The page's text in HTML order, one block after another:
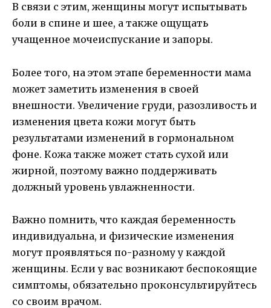
В связи с этим, женщины могут испытывать
боли в спине и шее, а также ощущать
учащенное мочеиспускание и запоры.
Более того, на этом этапе беременности мама
может заметить изменения в своей
внешности. Увеличение груди, разозливость и
изменения цвета кожи могут быть
результатами изменений в гормональном
фоне. Кожа также может стать сухой или
жирной, поэтому важно поддерживать
должный уровень увлажненности.
Важно помнить, что каждая беременность
индивидуальна, и физические изменения
могут проявляться по-разному у каждой
женщины. Если у вас возникают беспокоящие
симптомы, обязательно проконсультируйтесь
со своим врачом.